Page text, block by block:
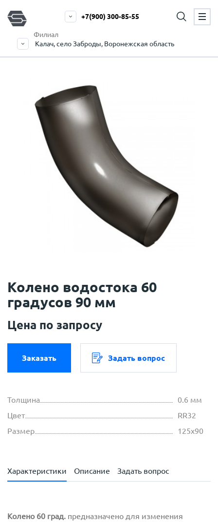
Филиал
Калач, село Заброды, Воронежская область
+7(900) 300-85-55
Колено водостока 60
градусов 90 мм
Цена по запросу
Заказать Задать вопрос
Толщина
0.6 мм
Цвет
RR32
Размер
125х90
Характеристики Описание Задать вопрос
Колено 60 град. предназначено для изменения